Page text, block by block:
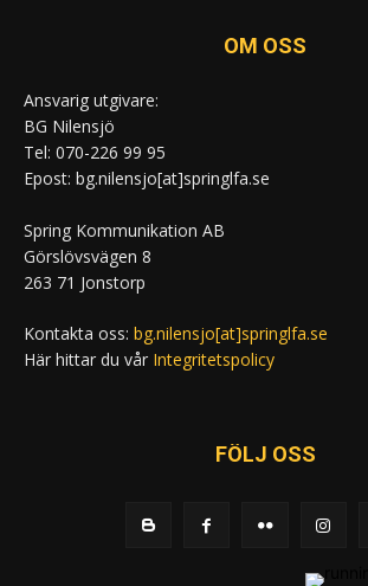
OM OSS
Ansvarig utgivare:
BG Nilensjö
Tel: 070-226 99 95
Epost: bg.nilensjo[at]springlfa.se
Spring Kommunikation AB
Görslövsvägen 8
263 71 Jonstorp
Kontakta oss: bg.nilensjo[at]springlfa.se
Här hittar du vår Integritetspolicy
FÖLJ OSS